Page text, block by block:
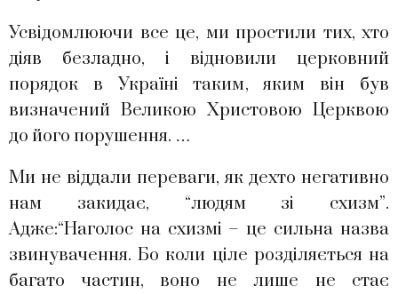
Усвідомлюючи все це, ми простили тих, хто
діяв безладно, і відновили церковний
порядок в Україні таким, яким він був
визначений Великою Христовою Церквою
до його порушення. …
Ми не віддали переваги, як дехто негативно
нам закидає, “людям зі схизм”.
Адже:“Наголос на схизмі – це сильна назва
звинувачення. Бо коли ціле розділяється на
багато частин, воно не лише не стає